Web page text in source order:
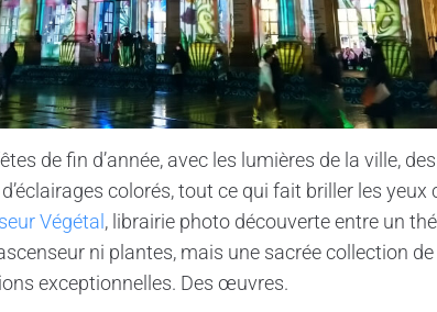
de fin d’année, avec les lumières de la ville,
colorés, tout ce qui fait briller les yeux
Végétal, librairie photo découverte entre un
ni plantes, mais une sacrée collection
exceptionnelles. Des œuvres.